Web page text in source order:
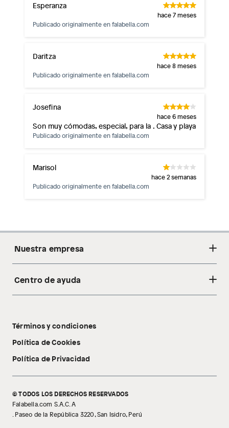
Esperanza
hace 7 meses
Publicado originalmente enfalabella.com
Daritza
hace 8 meses
Publicado originalmente enfalabella.com
Josefina
hace 6 meses
Son muy cómodas, especial, para la . Casa y playa
Publicado originalmente enfalabella.com
Marisol
hace 2 semanas
Publicado originalmente enfalabella.com
Nuestra empresa
Acerca de nosotros
Tecnología Pillow Walk
Centro de ayuda
Libro de reclamaciones
Términos y condiciones
Política de Cookies
Política de Privacidad
© TODOS LOS DERECHOS RESERVADOS
Falabella.com S.A.C. A
. Paseo de la República 3220, San Isidro, Perú